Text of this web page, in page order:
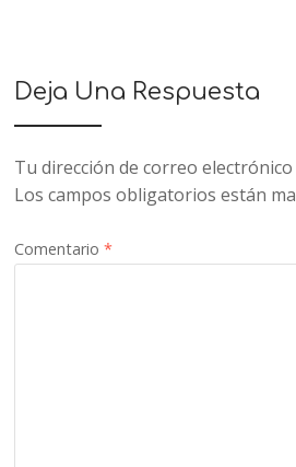
Deja Una Respuesta
Tu dirección de correo
Los campos obligatorios están
Comentario*